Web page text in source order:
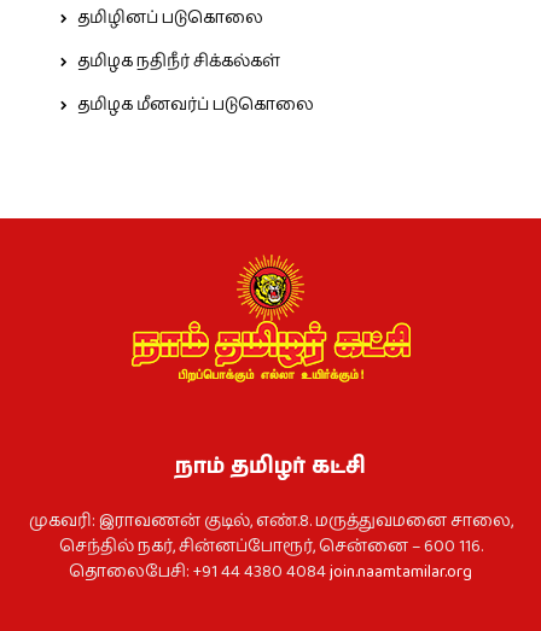
தமிழினப் படுகொலை
தமிழக நதிநீர் சிக்கல்கள்
தமிழக மீனவர்ப் படுகொலை
நாம் தமிழர் கட்சி
முகவரி: இராவணன் குடில், எண்.8. மருத்துவமனை சாலை,
செந்தில் நகர், சின்னப்போரூர், சென்னை – 600 116.
தொலைபேசி: +91 44 4380 4084join.naamtamilar.org